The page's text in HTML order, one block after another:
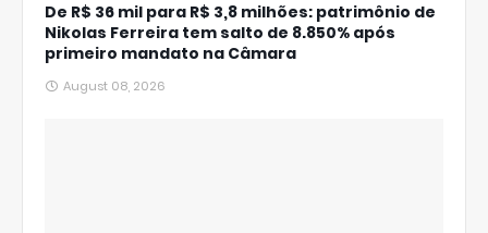
De R$ 36 mil para R$ 3,8 milhões: patrimônio de
Nikolas Ferreira tem salto de 8.850% após
primeiro mandato na Câmara
August 08, 2026